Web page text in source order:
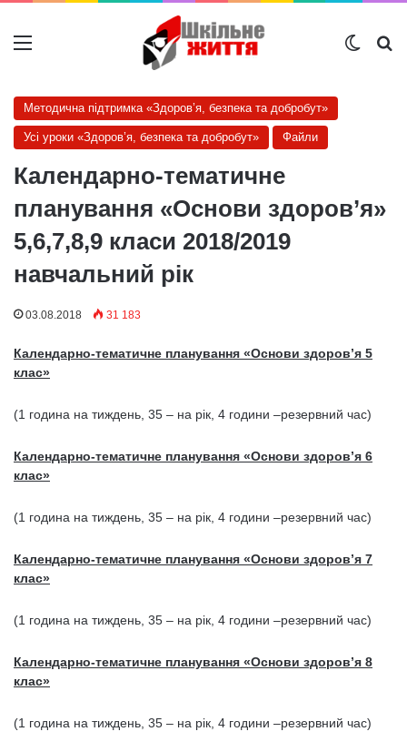
Меню
Методична підтримка «Здоров’я, безпека та добробут»
Усі уроки «Здоров’я, безпека та добробут» Файли
Календарно-тематичне
планування «Основи здоров’я»
5,6,7,8,9 класи 2018/2019
навчальний рік
03.08.2018 31 183
Календарно-тематичне планування «Основи здоров’я 5
клас»
(1 година на тиждень, 35 – на рік, 4 години –резервний час)
Календарно-тематичне планування «Основи здоров’я 6
клас»
(1 година на тиждень, 35 – на рік, 4 години –резервний час)
Календарно-тематичне планування «Основи здоров’я 7
клас»
(1 година на тиждень, 35 – на рік, 4 години –резервний час)
Календарно-тематичне планування «Основи здоров’я 8
клас»
(1 година на тиждень, 35 – на рік, 4 години –резервний час)